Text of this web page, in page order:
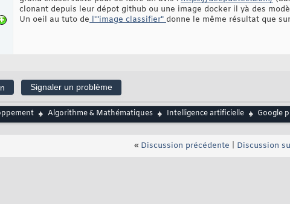
clonant depuis leur dépot github ou une image docker il yà des
Un oeil au tuto de l'"image classifier" donne le même résultat que
Signaler un problème
Algorithme & Mathématiques Intelligence artificielle Google
« Discussion précédente Discussion